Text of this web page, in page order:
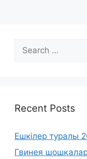
for:
Recent Posts
Ешкілер туралы
Гвинея